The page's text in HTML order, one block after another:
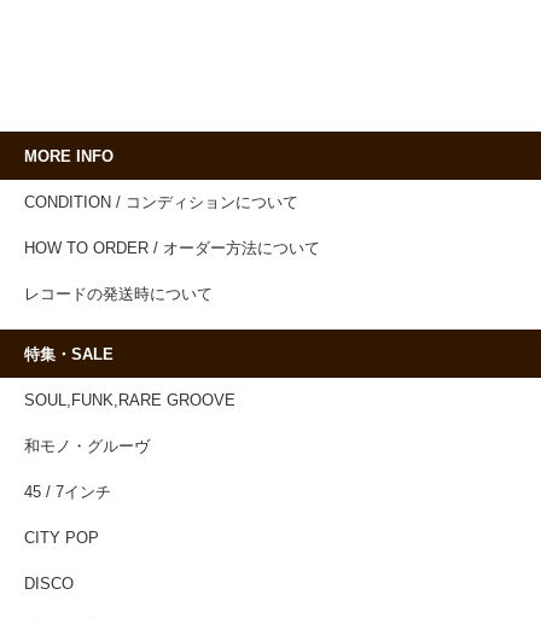
MORE INFO
CONDITION / コンディションについて
HOW TO ORDER / オーダー方法について
レコードの発送時について
特集・SALE
SOUL,FUNK,RARE GROOVE
和モノ・グルーヴ
45 / 7インチ
CITY POP
DISCO